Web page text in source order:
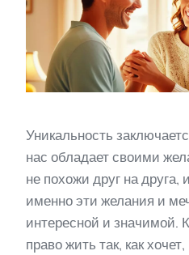
Уникальность
нас обладает своими
не похожи друг на друга,
именно эти желания и
интересной и значимой.
право жить так, как